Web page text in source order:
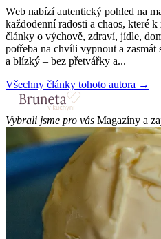
Web nabízí autentický pohled na
každodenní radosti a chaos, které
články o výchově, zdraví, jídle,
potřeba na chvíli vypnout a
a blízký – bez přetvářky a...
Všechny články tohoto autora →
Vybrali jsme pro vás Magazíny a